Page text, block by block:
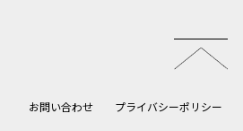
お問い合わせ プライバシーポリシー